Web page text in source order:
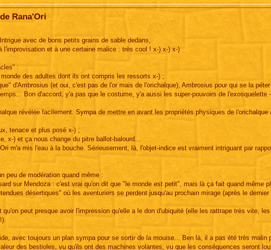
Rana'Ori
avec de bons petits grains de sable dedans,
l'improvisation et à une certaine malice : très cool ! x-) x-) x-)
:
des adultes dont ils ont compris les ressorts x-) ;
d'Ambrosius (et oui, c'est pas de l'or mais de l'orichalque), Ambrosius pour qui se la
Bon d'accord, y'a pas que le costume, y'a aussi les super-pouvoirs de l'exosquelette
révélée facilement. Sympa de mettre en avant les propriétés physiques de l'orichalque
tenace et plus posé x-) ;
x-) et ça nous change du pitre ballot-balourd...
m'a mis l'eau à la bouche. Sérieusement, là, l'objet-indice est vraiment intriguant par
peu de modération quand même :
sur Mendoza : c'est vrai qu'on dit que "le monde est petit", mais là ça fait quand même
désertiques" où les aventuriers se perdent jusqu'au prochain mirage (après le dernier
peut presque avoir l'impression qu'elle a le don d'ubiquité (elle les rattrape très vite,
avec toujours un plan sympa pour se sortir de la mouise... Ben là, il a pas été très malin
des bestioles, vu qu'ils ont des machines volantes, vu que les conséquences seront